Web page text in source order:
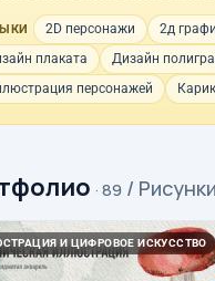
2D персонажи 2д
плаката
Дизайн
персонажей
· 89 /
И ЦИФРОВОЕ ИСКУССТВО